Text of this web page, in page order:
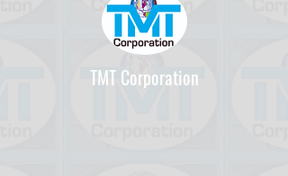
TMT Corporation